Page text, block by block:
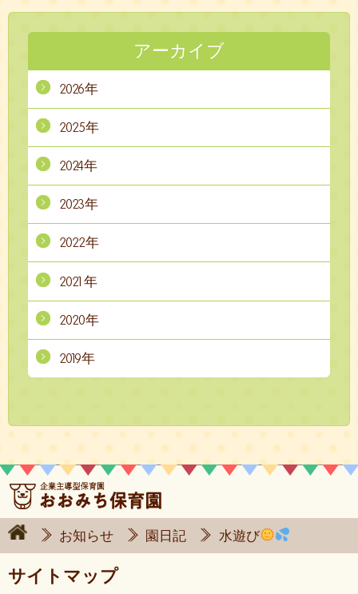
アーカイブ
2026年
2025年
2024年
2023年
2022年
2021年
2020年
2019年
お知らせ 園日記 水遊び
サイトマップ